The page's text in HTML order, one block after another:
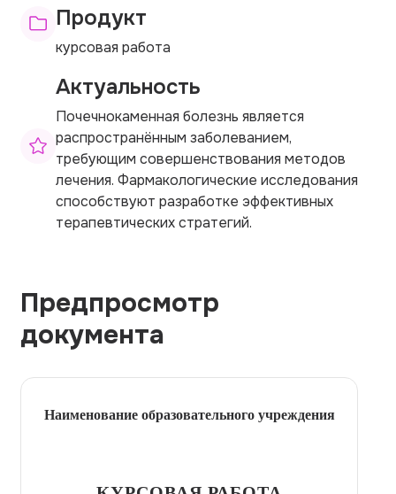
Продукт
курсовая работа
Актуальность
Почечнокаменная болезнь является
распространённым заболеванием,
требующим совершенствования методов
лечения. Фармакологические исследования
способствуют разработке эффективных
терапевтических стратегий.
Предпросмотр
документа
Наименование образовательного учреждения